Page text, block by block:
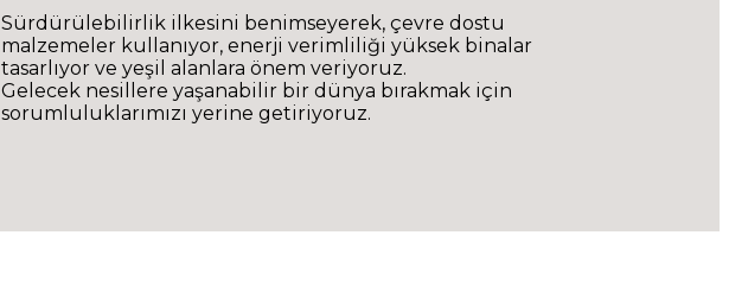
Sürdürülebilirlik ilkesini benimseyerek, çevre dostu
malzemeler kullanıyor, enerji verimliliği yüksek binalar
tasarlıyor ve yeşil alanlara önem veriyoruz.
Gelecek nesillere yaşanabilir bir dünya bırakmak için
sorumluluklarımızı yerine getiriyoruz.